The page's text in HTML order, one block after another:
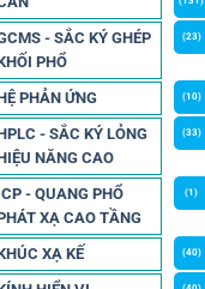
- SẮC KÝ GHÉP
PHỔ
(23)
PHẢN ỨNG (10)
- SẮC KÝ LỎNG
NĂNG CAO
(33)
- QUANG PHỔ
XẠ CAO TẦNG
(1)
XẠ KẾ (40)